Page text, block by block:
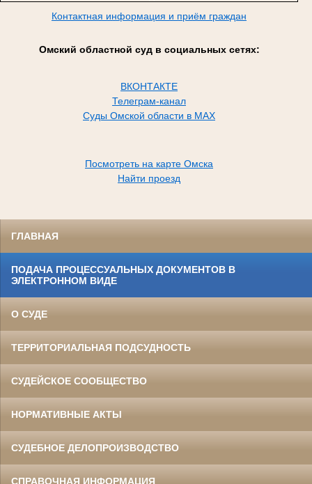
Контактная информация и приём граждан
Омский областной суд в социальных сетях:
ВКОНТАКТЕ
Телеграм-канал
Суды Омской области в MAX
Посмотреть на карте Омска
Найти проезд
ГЛАВНАЯ
ПОДАЧА ПРОЦЕССУАЛЬНЫХ ДОКУМЕНТОВ В
ЭЛЕКТРОННОМ ВИДЕ
О СУДЕ
ТЕРРИТОРИАЛЬНАЯ ПОДСУДНОСТЬ
СУДЕЙСКОЕ СООБЩЕСТВО
НОРМАТИВНЫЕ АКТЫ
СУДЕБНОЕ ДЕЛОПРОИЗВОДСТВО
СПРАВОЧНАЯ ИНФОРМАЦИЯ